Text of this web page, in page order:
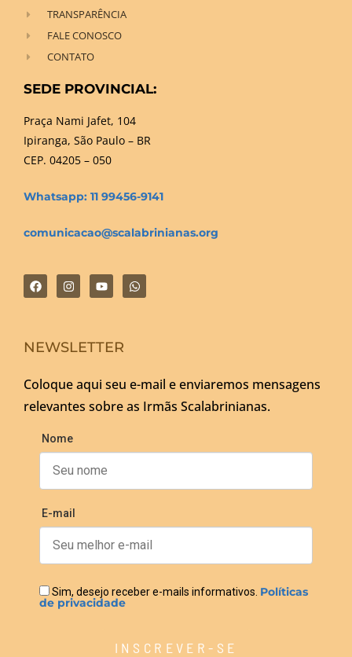
TRANSPARÊNCIA
FALE CONOSCO
CONTATO
SEDE PROVINCIAL:
Praça Nami Jafet, 104
Ipiranga, São Paulo – BR
CEP. 04205 – 050
Whatsapp: 11 99456-9141
comunicacao@scalabrinianas.org
NEWSLETTER
Coloque aqui seu e-mail e enviaremos mensagens
relevantes sobre as Irmãs Scalabrinianas.
Nome
E-mail
Sim, desejo receber e-mails informativos. Políticas
de privacidade
INSCREVER-SE